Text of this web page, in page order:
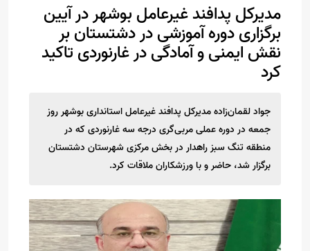
مدیرکل پدافند غیرعامل بوشهر در آیین
برگزاری دوره آموزشی در دشتستان بر
نقش ایمنی و آمادگی در غارنوردی تاکید
کرد
جواد لقمان‌زاده مدیرکل پدافند غیرعامل استانداری بوشهر روز
جمعه در دوره عملی مربی‌گری درجه سه غارنوردی که در
منطقه تنگ سبز راهدار در بخش مرکزی شهرستان دشتستان
برگزار شد، حاضر و با ورزشکاران ملاقات کرد.